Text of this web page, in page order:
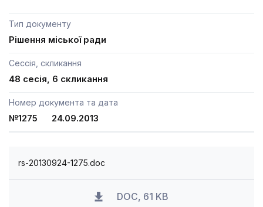
Тип документу
Рішення міської ради
Сессія, скликання
48 сесія, 6 скликання
Номер документа та дата
№1275 24.09.2013
rs-20130924-1275.doc
DOC, 61 KB